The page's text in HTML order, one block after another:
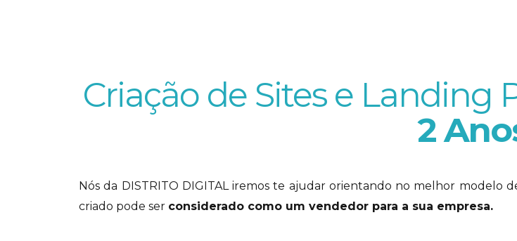
Criação de Sites e Landing
2
Nós da DISTRITO DIGITAL iremos te ajudar orientando no melhor modelo
criado pode ser considerado como um vendedor para a sua empresa.